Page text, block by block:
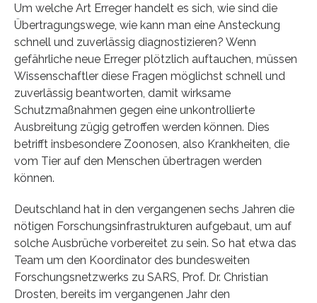
Um welche Art Erreger handelt es sich, wie sind die
Übertragungswege, wie kann man eine Ansteckung
schnell und zuverlässig diagnostizieren? Wenn
gefährliche neue Erreger plötzlich auftauchen, müssen
Wissenschaftler diese Fragen möglichst schnell und
zuverlässig beantworten, damit wirksame
Schutzmaßnahmen gegen eine unkontrollierte
Ausbreitung zügig getroffen werden können. Dies
betrifft insbesondere Zoonosen, also Krankheiten, die
vom Tier auf den Menschen übertragen werden
können.
Deutschland hat in den vergangenen sechs Jahren die
nötigen Forschungsinfrastrukturen aufgebaut, um auf
solche Ausbrüche vorbereitet zu sein. So hat etwa das
Team um den Koordinator des bundesweiten
Forschungsnetzwerks zu SARS, Prof. Dr. Christian
Drosten, bereits im vergangenen Jahr den